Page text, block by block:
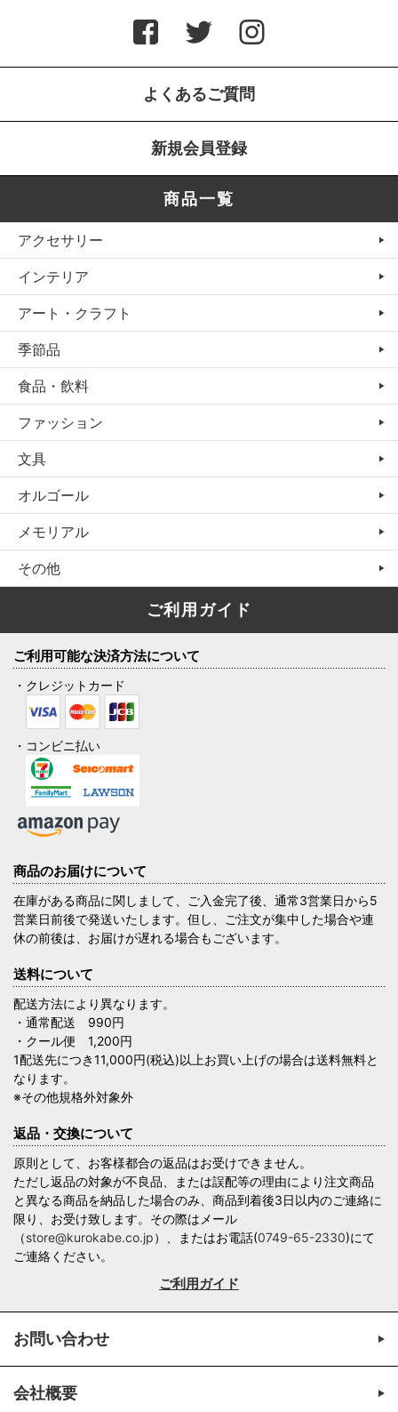
よくあるご質問
新規会員登録
商品一覧
アクセサリー
インテリア
アート・クラフト
季節品
食品・飲料
ファッション
文具
オルゴール
メモリアル
その他
ご利用ガイド
ご利用可能な決済方法について
・クレジットカード
・コンビニ払い
商品のお届けについて
在庫がある商品に関しまして、ご入金完了後、通常3営業日から5
営業日前後で発送いたします。但し、ご注文が集中した場合や連
休の前後は、お届けが遅れる場合もございます。
送料について
配送方法により異なります。
・通常配送 990円
・クール便 1,200円
1配送先につき11,000円(税込)以上お買い上げの場合は送料無料と
なります。
※その他規格外対象外
返品・交換について
原則として、お客様都合の返品はお受けできません。
ただし返品の対象が不良品、または誤配等の理由により注文商品
と異なる商品を納品した場合のみ、商品到着後3日以内のご連絡に
限り、お受け致します。その際はメール
（store@kurokabe.co.jp）、またはお電話(0749-65-2330)にて
ご連絡ください。
ご利用ガイド
お問い合わせ
会社概要